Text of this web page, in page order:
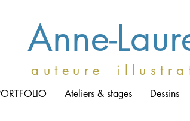
Anne-
a u t e u r e i l l u s t r
Ateliers & stages Dessins